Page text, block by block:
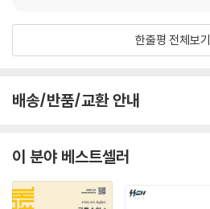
한줄평 전체보기
배송/반품/교환 안내
이 분야 베스트셀러